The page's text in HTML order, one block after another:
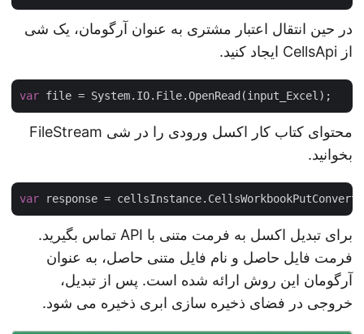
در حین انتقال اعتبار مشتری به عنوان آرگومان، یک شی
از CellsApi ایجاد کنید.
var
محتوای کتاب کار اکسل ورودی را در شی FileStream
بخوانید.
var response =
برای تبدیل اکسل به فرمت متنی با API تماس بگیرید.
فرمت فایل حاصل و نام فایل متنی حاصل، به عنوان
آرگومان این روش ارائه شده است. پس از تبدیل،
خروجی در فضای ذخیره سازی ابری ذخیره می شود.